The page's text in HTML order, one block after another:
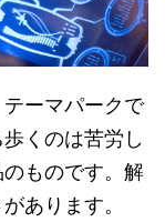
ーマパークで
くのは苦労し
ものです。解
あります。